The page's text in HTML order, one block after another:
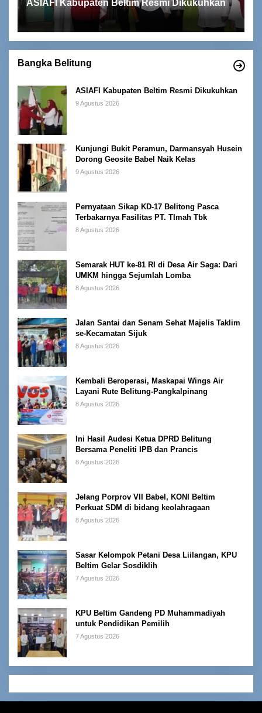
ASIAFI Kabupaten Beltim Resmi Dikukuhkan
Bangka Belitung
ASIAFI Kabupaten Beltim Resmi Dikukuhkan
9 Agustus 2026
Kunjungi Bukit Peramun, Darmansyah Husein
Dorong Geosite Babel Naik Kelas
9 Agustus 2026
Pernyataan Sikap KD-17 Belitong Pasca
Terbakarnya Fasilitas PT. TImah Tbk
8 Agustus 2026
Semarak HUT ke-81 RI di Desa Air Saga: Dari
UMKM hingga Sejumlah Lomba
8 Agustus 2026
Jalan Santai dan Senam Sehat Majelis Taklim
se-Kecamatan Sijuk
8 Agustus 2026
Kembali Beroperasi, Maskapai Wings Air
Layani Rute Belitung-Pangkalpinang
8 Agustus 2026
Ini Hasil Audesi Ketua DPRD Belitung
Bersama Peneliti IPB dan Prancis
8 Agustus 2026
Jelang Porprov VII Babel, KONI Beltim
Perkuat SDM di bidang keolahragaan
8 Agustus 2026
Sasar Kelompok Petani Desa Liilangan, KPU
Beltim Gelar Sosdiklih
7 Agustus 2026
KPU Beltim Gandeng PD Muhammadiyah
untuk Pendidikan Pemilih
7 Agustus 2026